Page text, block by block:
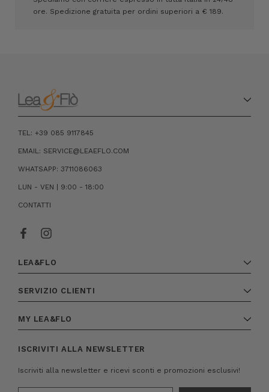
ore. Spedizione gratuita per ordini superiori a € 189.
TEL: +39 085 9117845
EMAIL: SERVICE@LEAEFLO.COM
WHATSAPP: 3711086063
LUN - VEN | 9:00 - 18:00
CONTATTI
LEA&FLO
SERVIZIO CLIENTI
MY LEA&FLO
ISCRIVITI ALLA NEWSLETTER
Iscriviti alla newsletter e ricevi sconti e promozioni esclusivi!